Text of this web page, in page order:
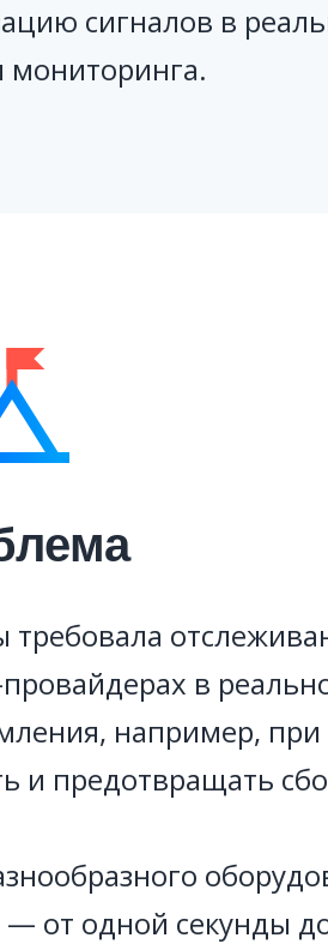
сигналов в
мониторинга.
в
например, при
и предотвращать
от одной секунды